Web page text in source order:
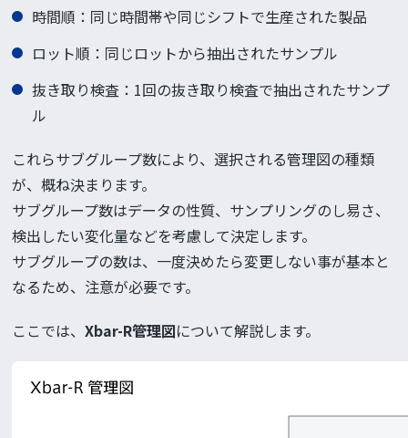
時間順：同じ時間帯や同じシフトで生産された製品
ロット順：同じロットから抽出されたサンプル
抜き取り検査：1回の抜き取り検査で抽出されたサンプ
ル
これらサブグループ数により、選択される管理図の種類
が、概ね決まります。
サブグループ数はデータの性質、サンプリングのし易さ、
検出したい変化量などを考慮して決定します。
サブグループの数は、一度決めたら変更しない事が基本と
なるため、注意が必要です。
ここでは、Xbar-R管理図について解説します。